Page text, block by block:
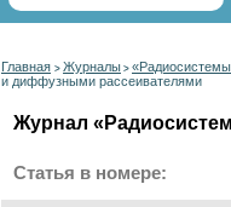
Главная > Журналы >
и диффузными рассеивателями
Журнал
Статья в номере: